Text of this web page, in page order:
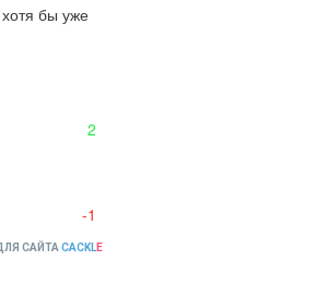
бы уже
2
-1
САЙТА CACKLE